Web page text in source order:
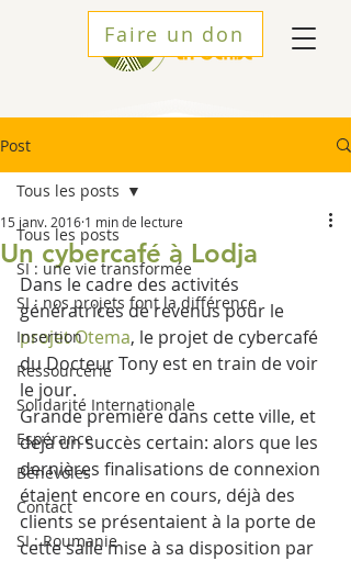
Faire un don
Post
Tous les posts
SI : une vie transformée
SI : nos projets font la différence
Insertion
Ressourcerie
Solidarité Internationale
Espérance
Bénévoles
Contact
SI : Roumanie
Tous les posts
Un cybercafé à Lodja
15 janv. 2016 1 min de lecture
Dans le cadre des activités
génératrices de revenus pour le
projet Otema, le projet de cybercafé
du Docteur Tony est en train de voir
le jour.
Grande première dans cette ville, et
déjà un succès certain: alors que les
dernières finalisations de connexion
étaient encore en cours, déjà des
clients se présentaient à la porte de
cette salle mise à sa disposition par